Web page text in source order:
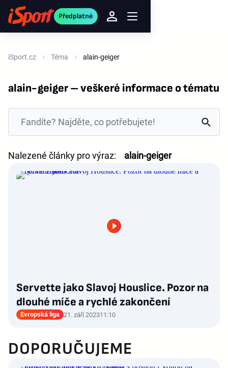
Předplatné
iSport.cz Téma alain-geiger
alain-geiger – veškeré informace o tématu
Nalezené články pro výraz: alain-geiger
Servette jako Slavoj Houslice. Pozor na
dlouhé míče a rychlé zakončení
Evropská liga 21. září 202311:10
DOPORUČUJEME